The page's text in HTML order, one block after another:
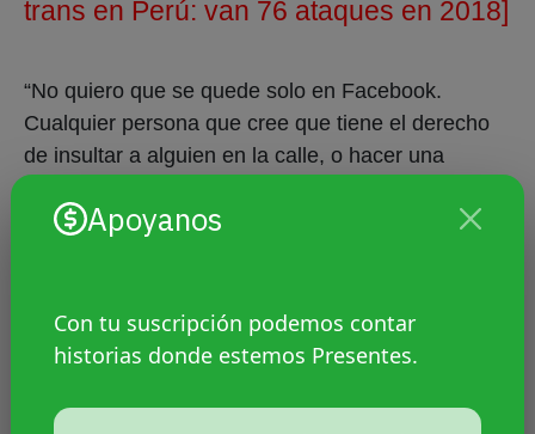
Apoyanos
Con tu suscripción podemos contar
historias donde estemos Presentes.
trans en Perú: van 76 ataques en 2018]
“No quiero que se quede solo en Facebook.
Cualquier persona que cree que tiene el derecho
de insultar a alguien en la calle, o hacer una
personas que me han escrito y que viven casos
La orquesta Zaperoko solo minutos después de
señalan que son muy bromistas y que fue una